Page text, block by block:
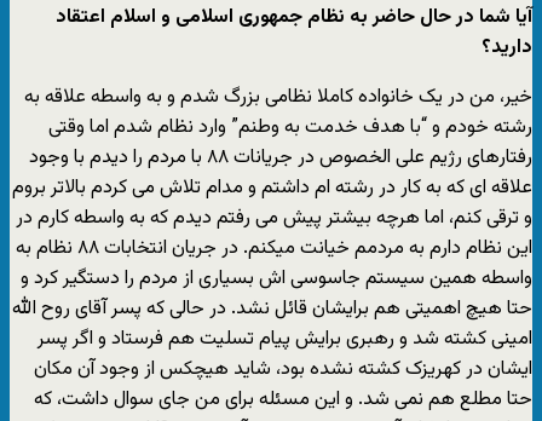
آیا شما در حال حاضر به نظام جمهوری اسلامی و اسلام اعتقاد
دارید؟
خیر، من در یک خانواده کاملا نظامی بزرگ شدم و به واسطه علاقه به
رشته خودم و “با هدف خدمت به وطنم” وارد نظام شدم اما وقتی
رفتارهای رژیم علی الخصوص در جریانات ۸۸ با مردم را دیدم با وجود
علاقه ای که به کار در رشته ام داشتم و مدام تلاش می کردم بالاتر بروم
و ترقی کنم، اما هرچه بیشتر پیش می رفتم دیدم که به واسطه کارم در
این نظام دارم به مردمم خیانت میکنم. در جریان انتخابات ۸۸ نظام به
واسطه همین سیستم جاسوسی اش بسیاری از مردم را دستگیر کرد و
حتا هیچ اهمیتی هم برایشان قائل نشد. در حالی که پسر آقای روح الله
امینی کشته شد و رهبری برایش پیام تسلیت هم فرستاد و اگر پسر
ایشان در کهریزک کشته نشده بود، شاید هیچکس از وجود آن مکان
حتا مطلع هم نمی شد. و این مسئله برای من جای سوال داشت، که